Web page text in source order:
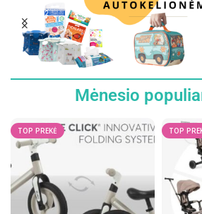
Mėnesio
TOP PREKĖ TOP